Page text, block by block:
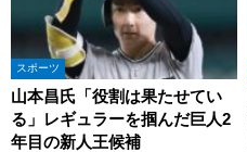
スポーツ
山本昌氏「役割は果たせてい
る」レギュラーを掴んだ巨人2
年目の新人王候補